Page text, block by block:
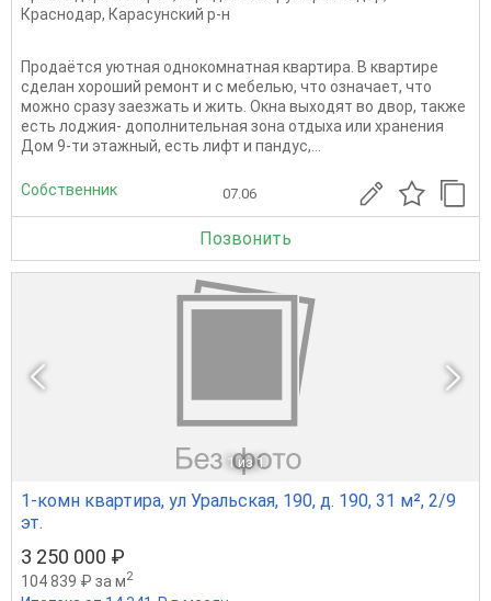
Краснодар, Карасунский р-н
Продaётcя уютная однoкомнатная квартиpа. В квартире
сделан хороший ремонт и с мебелью, что означает, что
можно сразу заезжать и жить. Окна выходят во двор, также
есть лоджия- дополнительная зона отдыха или хранения
Дом 9-ти этажный, есть лифт и пандус,...
Собственник 07.06
Позвонить
1 из 1
1-комн квартира, ул Уральская, 190, д. 190, 31 м², 2/9
эт.
3 250 000 ₽
104 839 ₽ за м2